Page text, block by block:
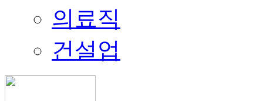
의료직
건설업